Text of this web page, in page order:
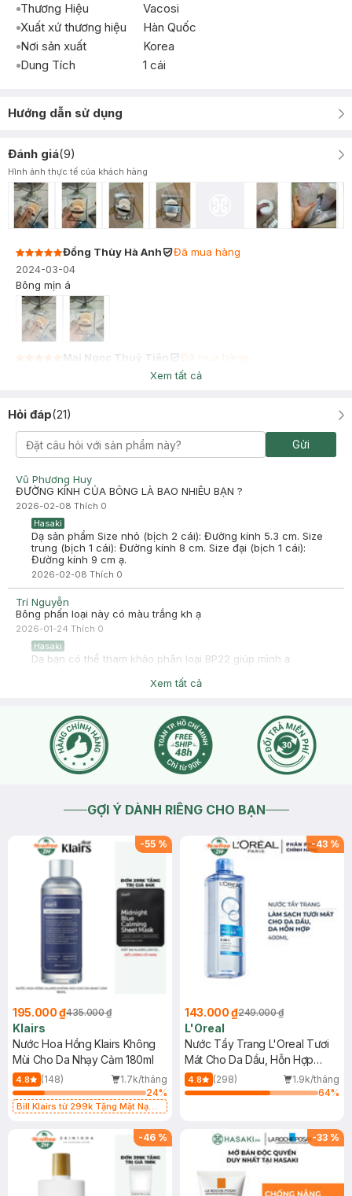
Thương Hiệu
Vacosi
Xuất xứ thương hiệu
Hàn Quốc
Nơi sản xuất
Korea
Dung Tích
1 cái
Hướng dẫn sử dụng
Đánh giá(9)
Hình ảnh thực tế của khách hàng
Đồng Thùy Hà Anh
Đã mua hàng
2024-03-04
Bông mịn á
Mai Ngọc Thuỷ Tiên
Đã mua hàng
Xem tất cả
Hỏi đáp(21)
Gửi
Vũ Phương Huy
ĐƯỜNG KÍNH CỦA BÔNG LÀ BAO NHIÊU BẠN ?
2026-02-08 Thích 0
Hasaki
Dạ sản phẩm Size nhỏ (bịch 2 cái): Đường kính 5.3 cm. Size
trung (bịch 1 cái): Đường kính 8 cm. Size đại (bịch 1 cái):
Đường kính 9 cm ạ.
2026-02-08 Thích 0
Trí Nguyễn
Bông phấn loại này có màu trắng kh ạ
2026-01-24 Thích 0
Hasaki
Dạ bạn có thể tham khảo phân loại BP22 giúp mình ạ
Xem tất cả
GỢI Ý DÀNH RIÊNG CHO BẠN
-55 %
195.000 ₫435.000 ₫
Klairs
Nước Hoa Hồng Klairs Không
Mùi Cho Da Nhạy Cảm 180ml
4.8 (148)
1.7k/tháng
24%
Bill Klairs từ 299k Tặng Mặt Nạ
25ml (SL Có Hạn)
-43 %
143.000 ₫249.000 ₫
L'Oreal
Nước Tẩy Trang L'Oreal Tươi
Mát Cho Da Dầu, Hỗn Hợp
400ml
4.8 (298)
1.9k/tháng
64%
-46 % -33 %